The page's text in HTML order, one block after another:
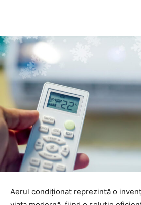
Aerul condiționat reprezintă o